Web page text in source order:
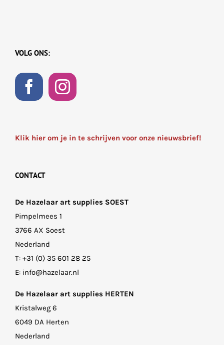
VOLG ONS:
Klik hier om je in te schrijven voor onze nieuwsbrief!
CONTACT
De Hazelaar art supplies SOEST
Pimpelmees 1
3766 AX Soest
Nederland
T: +31 (0) 35 601 28 25
E: info@hazelaar.nl
De Hazelaar art supplies HERTEN
Kristalweg 6
6049 DA Herten
Nederland